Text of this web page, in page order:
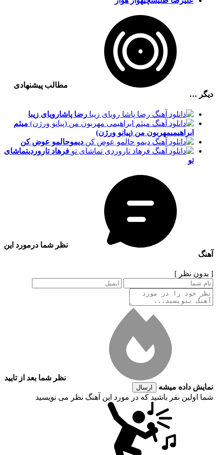
مطالب پیشنهادی
دیگر …
رضا پاشارویای زیبا
میثم
ابراهیمیمهربون من (پیانو ورژن)
دیموحالمو عوض کن
فرهاد تاروردیتماشای
تو
نظر شما درمورد این
آهنگ
[ بدون نظر ]
نظر شما بعد از تایید
نمایش داده میشه
ارسال
شما اولین نفر باشید که در مورد این آهنگ نظر می نویسید